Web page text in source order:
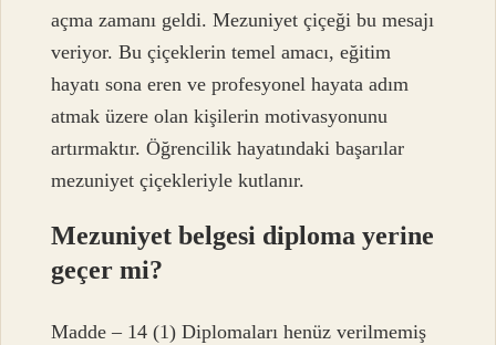
açma zamanı geldi. Mezuniyet çiçeği bu mesajı
veriyor. Bu çiçeklerin temel amacı, eğitim
hayatı sona eren ve profesyonel hayata adım
atmak üzere olan kişilerin motivasyonunu
artırmaktır. Öğrencilik hayatındaki başarılar
mezuniyet çiçekleriyle kutlanır.
Mezuniyet belgesi diploma yerine
geçer mi?
Madde – 14 (1) Diplomaları henüz verilmemiş